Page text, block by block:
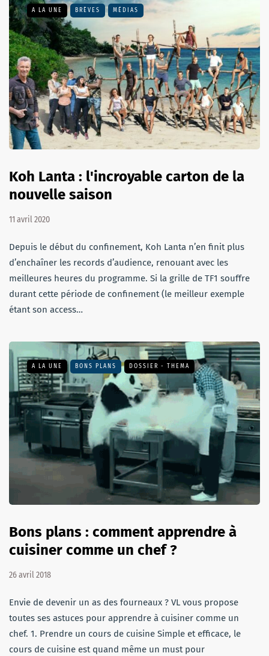
A LA UNE BRÈVES MÉDIAS
Koh Lanta : l'incroyable carton de la
nouvelle saison
11 avril 2020
Depuis le début du confinement, Koh Lanta n’en finit plus
d’enchaîner les records d’audience, renouant avec les
meilleures heures du programme. Si la grille de TF1 souffre
durant cette période de confinement (le meilleur exemple
étant son access…
A LA UNE BONS PLANS DOSSIER - THEMA
Bons plans : comment apprendre à
cuisiner comme un chef ?
26 avril 2018
Envie de devenir un as des fourneaux ? VL vous propose
toutes ses astuces pour apprendre à cuisiner comme un
chef. 1. Prendre un cours de cuisine Simple et efficace, le
cours de cuisine est quand même un must pour